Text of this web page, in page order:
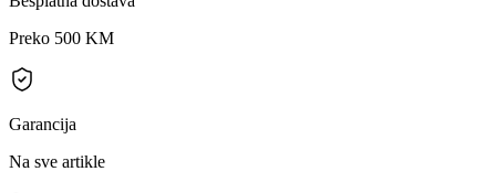
Preko 500 KM
Garancija
Na sve artikle